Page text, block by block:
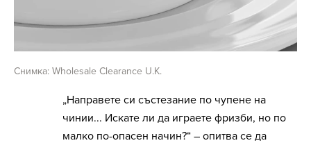
Снимка: Wholesale Clearance U.K.
„Направете си състезание по чупене на
чинии... Искате ли да играете фризби, но по
малко по-опасен начин?“ – опитва се да